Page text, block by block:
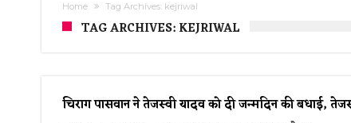
Home Tag Archives: kejriwal
TAG ARCHIVES: KEJRIWAL
चिराग पासवान ने तेजस्वी यादव को दी जन्मदिन की बधाई,